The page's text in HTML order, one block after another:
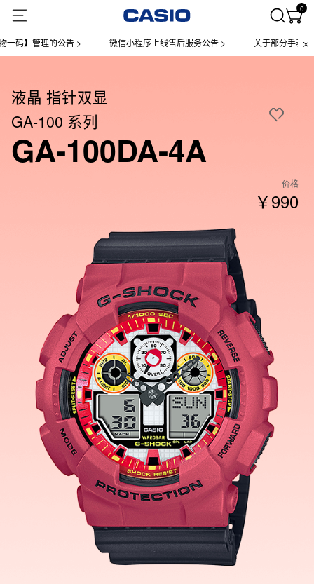
0
管理的公告 > 微信小程序上线售后服务公告 > 关于部分手表产品
液晶 指针双显
GA-100 系列
GA-100DA-4A
价格
￥990